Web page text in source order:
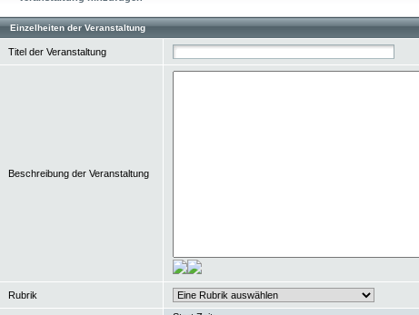
Einzelheiten der Veranstaltung
Titel der Veranstaltung
Beschreibung der Veranstaltung
Rubrik